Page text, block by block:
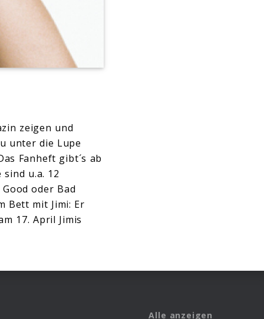
zeigen und
unter die Lupe
Fanheft gibt´s ab
u.a. 12
oder Bad
Bett mit Jimi: Er
17. April Jimis
Alle anzeigen